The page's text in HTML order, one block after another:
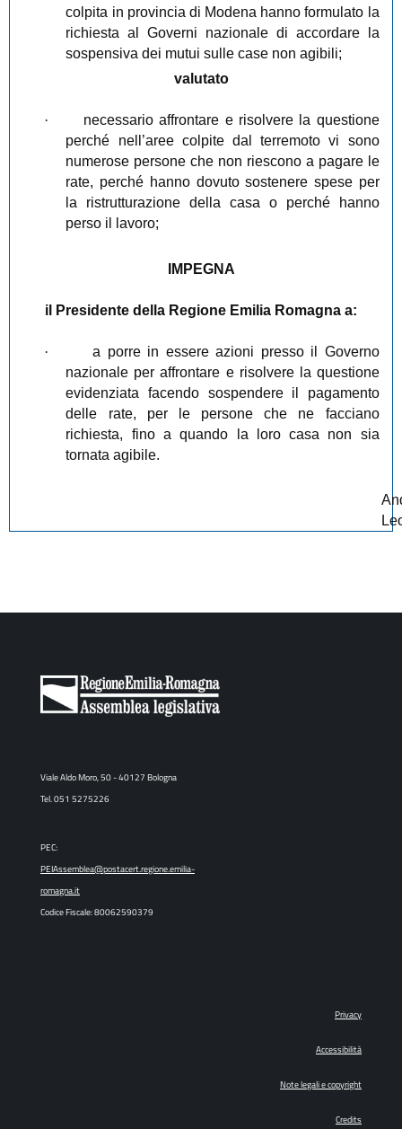
colpita in provincia di Modena hanno formulato la
richiesta al Governi nazionale di accordare la
sospensiva dei mutui sulle case non agibili;
valutato
·
necessario affrontare e risolvere la questione
perché nell’aree colpite dal terremoto vi sono
numerose persone che non riescono a pagare le
rate, perché hanno dovuto sostenere spese per
la ristrutturazione della casa o perché hanno
perso il lavoro;
IMPEGNA
il Presidente della Regione Emilia Romagna a:
·
a porre in essere azioni presso il Governo
nazionale per affrontare e risolvere la questione
evidenziata facendo sospendere il pagamento
delle rate, per le persone che ne facciano
richiesta, fino a quando la loro casa non sia
tornata agibile.
Viale Aldo Moro, 50 - 40127 Bologna
Tel. 051 5275226
PEC:
PEIAssemblea@postacert.regione.emilia-
romagna.it
Codice Fiscale: 80062590379
Privacy
Accessibilità
Note legali e copyright
Credits